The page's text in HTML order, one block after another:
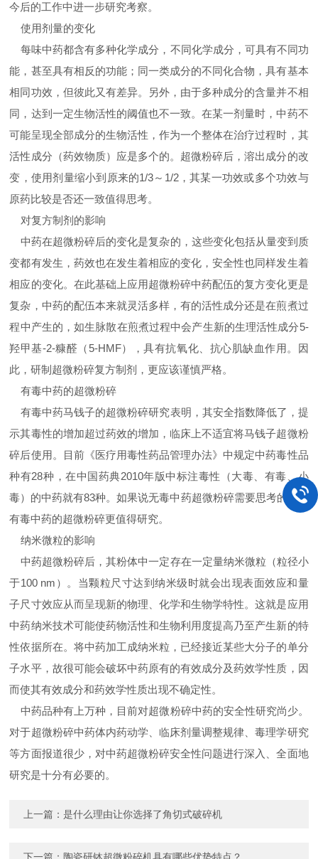
今后的工作中进一步研究考察。
使用剂量的变化
每味中药都含有多种化学成分，不同化学成分，可具有不同功
能，甚至具有相反的功能；同一类成分的不同化合物，具有基本
相同功效，但彼此又有差异。另外，由于多种成分的含量并不相
同，达到一定生物活性的阈值也不一致。在某一剂量时，中药不
可能呈现全部成分的生物活性，作为一个整体在治疗过程时，其
活性成分（药效物质）应是多个的。超微粉碎后，溶出成分的改
变，使用剂量缩小到原来的1/3～1/2，其某一功效或多个功效与
原药比较是否还一致值得思考。
对复方制剂的影响
中药在超微粉碎后的变化是复杂的，这些变化包括从量变到质
变都有发生，药效也在发生着相应的变化，安全性也同样发生着
相应的变化。在此基础上应用超微粉碎中药配伍的复方变化更是
复杂，中药的配伍本来就灵活多样，有的活性成分还是在煎煮过
程中产生的，如生脉散在煎煮过程中会产生新的生理活性成分5-
羟甲基-2-糠醛（5-HMF），具有抗氧化、抗心肌缺血作用。因
此，研制超微粉碎复方制剂，更应该谨慎严格。
有毒中药的超微粉碎
有毒中药马钱子的超微粉碎研究表明，其安全指数降低了，提
示其毒性的增加超过药效的增加，临床上不适宜将马钱子超微粉
碎后使用。目前《医疗用毒性药品管理办法》中规定中药毒性品
种有28种，在中国药典2010年版中标注毒性（大毒、有毒、小
毒）的中药就有83种。如果说无毒中药超微粉碎需要思考的话，
有毒中药的超微粉碎更值得研究。
纳米微粒的影响
中药超微粉碎后，其粉体中一定存在一定量纳米微粒（粒径小
于100 nm）。当颗粒尺寸达到纳米级时就会出现表面效应和量
子尺寸效应从而呈现新的物理、化学和生物学特性。这就是应用
中药纳米技术可能使药物活性和生物利用度提高乃至产生新的特
性依据所在。将中药加工成纳米粒，已经接近某些大分子的单分
子水平，故很可能会破坏中药原有的有效成分及药效学性质，因
而使其有效成分和药效学性质出现不确定性。
中药品种有上万种，目前对超微粉碎中药的安全性研究尚少。
对于超微粉碎中药体内药动学、临床剂量调整规律、毒理学研究
等方面报道很少，对中药超微粉碎安全性问题进行深入、全面地
研究是十分有必要的。
上一篇：是什么理由让你选择了角切式破碎机